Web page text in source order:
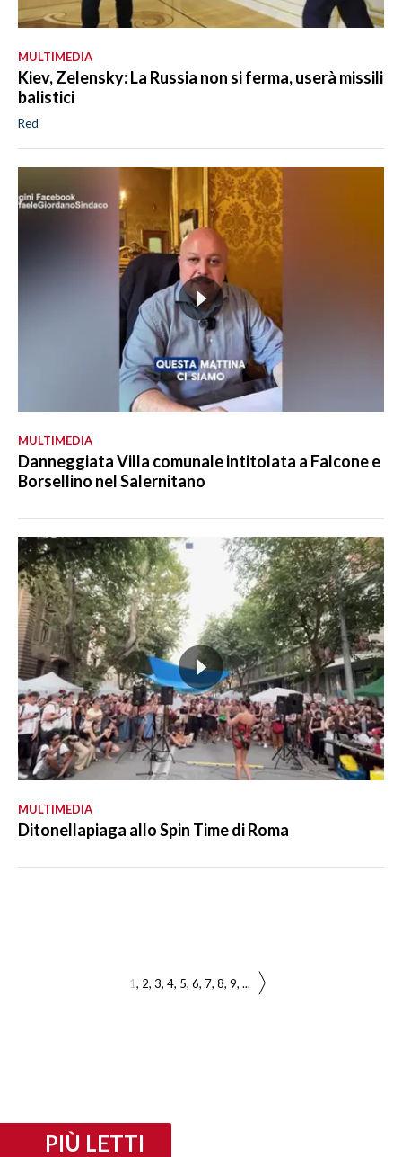
MULTIMEDIA
Kiev, Zelensky: La Russia non si ferma, userà missili
balistici
Red
MULTIMEDIA
Danneggiata Villa comunale intitolata a Falcone e
Borsellino nel Salernitano
MULTIMEDIA
Ditonellapiaga allo Spin Time di Roma
1 2 3 4 5 6 7 8 9 ...
PIÙ LETTI